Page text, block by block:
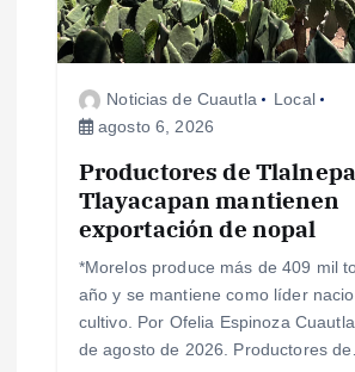
Noticias de Cuautla
Local
agosto 6, 2026
Productores de
Tlayacapan mantienen
exportación de nopal
*Morelos produce más de 409 mil
año y se mantiene como líder
cultivo. Por Ofelia Espinoza
de agosto de 2026. Productores